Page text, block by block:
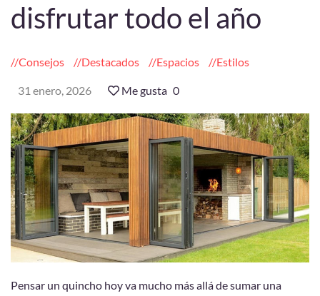
disfrutar todo el año
Consejos Destacados Espacios Estilos
31 enero, 2026 Me gusta 0
Pensar un quincho hoy va mucho más allá de sumar una